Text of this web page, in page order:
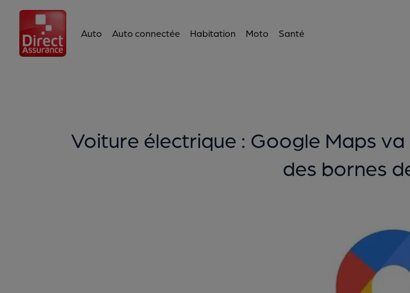
Auto Auto connectée Habitation Moto Santé
Voiture électrique : Google Maps
des bornes